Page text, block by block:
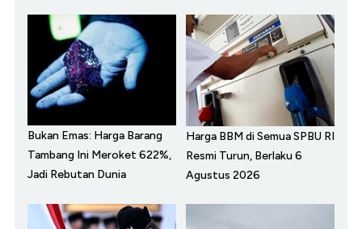
Bukan Emas: Harga Barang
Tambang Ini Meroket 622%,
Jadi Rebutan Dunia
Harga BBM di Semua SPBU RI
Resmi Turun, Berlaku 6
Agustus 2026